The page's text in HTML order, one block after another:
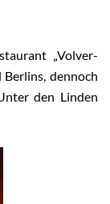
„Volver-
dennoch
den Linden